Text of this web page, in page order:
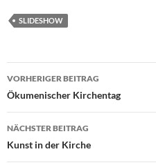
SLIDESHOW
Beitragsnavigation
VORHERIGER BEITRAG
Ökumenischer Kirchentag
NÄCHSTER BEITRAG
Kunst in der Kirche